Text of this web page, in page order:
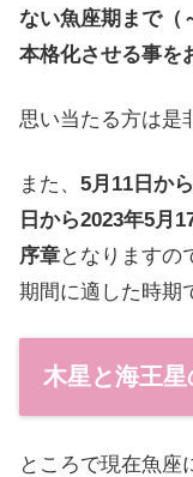
ない魚座期まで（
本格化させる事を
思い当たる方は是
また、 5月11日か
日から2023年5月
序章となりますの
期間に適した時期
木星と海王
ところで現在魚座